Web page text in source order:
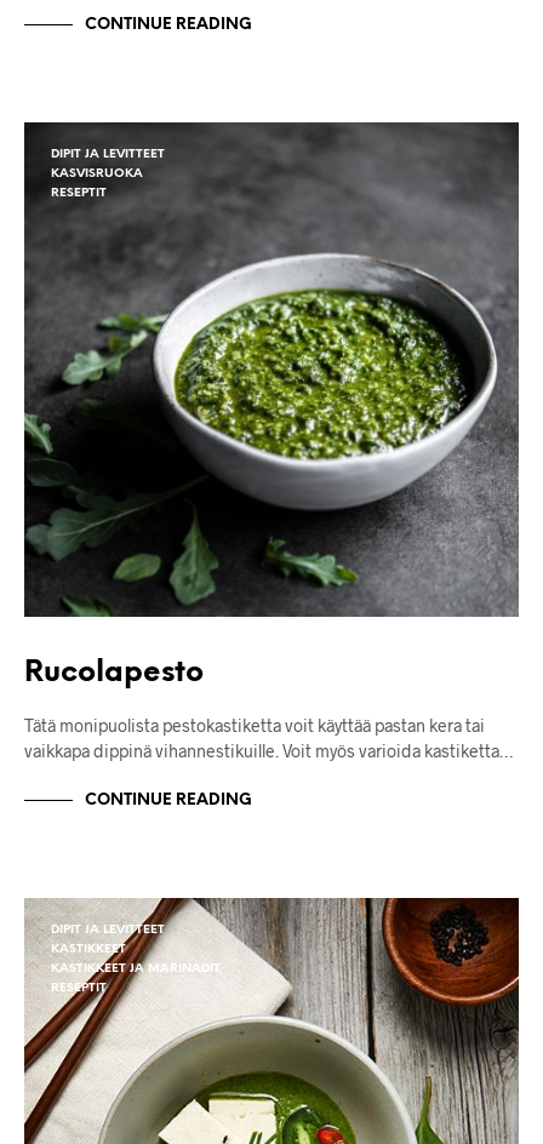
CONTINUE READING
DIPIT JA LEVITTEET
KASVISRUOKA
RESEPTIT
Rucolapesto
Tätä monipuolista pestokastiketta voit käyttää pastan kera tai
vaikkapa dippinä vihannestikuille. Voit myös varioida kastiketta…
CONTINUE READING
DIPIT JA LEVITTEET
KASTIKKEET
KASTIKKEET JA MARINADIT
RESEPTIT